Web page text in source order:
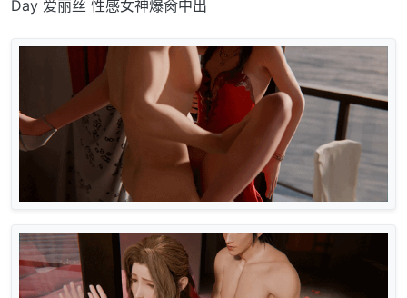
Day 爱丽丝 性感女神爆肏中出